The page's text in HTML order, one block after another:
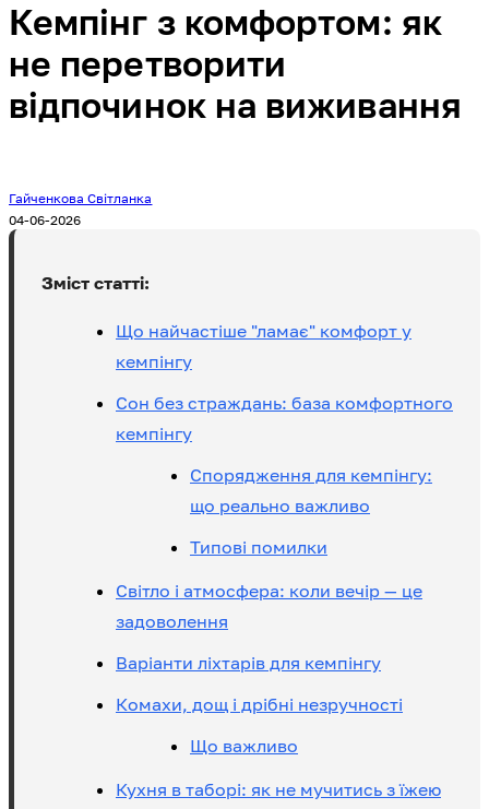
Кемпінг з комфортом: як
не перетворити
відпочинок на виживання
Гайченкова Світланка
04-06-2026
Зміст статті:
Що найчастіше "ламає" комфорт у
кемпінгу
Сон без страждань: база комфортного
кемпінгу
Спорядження для кемпінгу:
що реально важливо
Типові помилки
Світло і атмосфера: коли вечір — це
задоволення
Варіанти ліхтарів для кемпінгу
Комахи, дощ і дрібні незручності
Що важливо
Кухня в таборі: як не мучитись з їжею